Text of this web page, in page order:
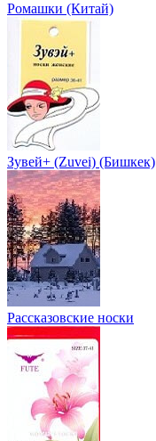
Ромашки (Китай)
Зувей+ (Zuvei) (Бишкек)
Рассказовские носки